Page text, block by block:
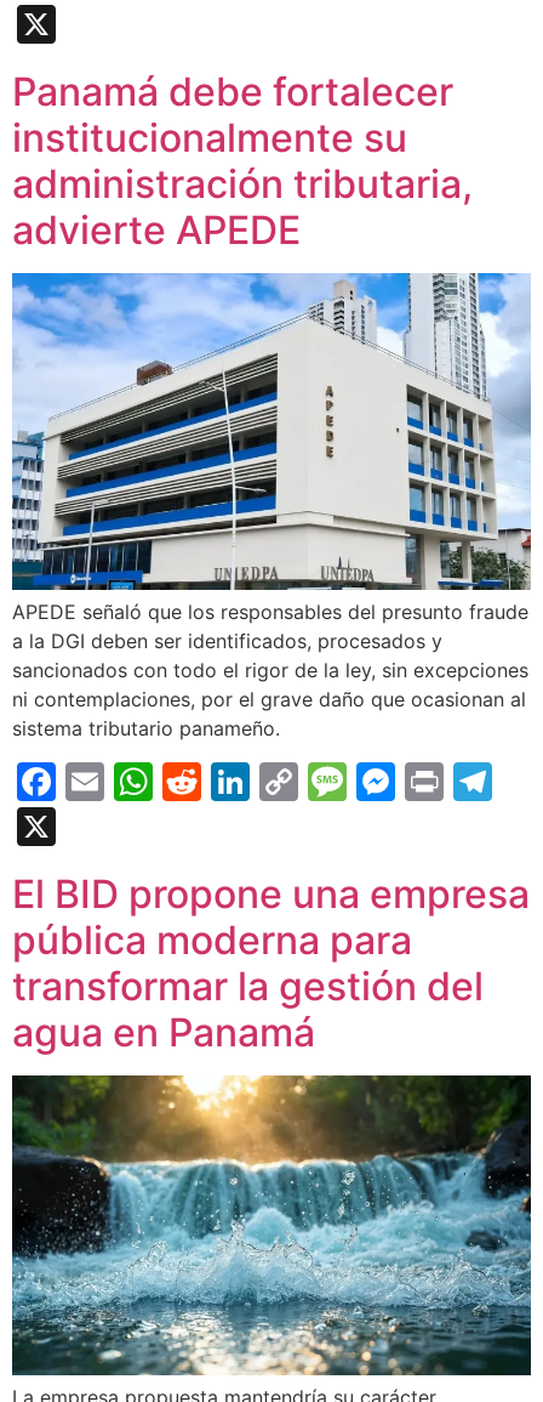
Panamá debe fortalecer
institucionalmente su
administración tributaria,
advierte APEDE
APEDE señaló que los responsables del presunto fraude
a la DGI deben ser identificados, procesados y
sancionados con todo el rigor de la ley, sin excepciones
ni contemplaciones, por el grave daño que ocasionan al
sistema tributario panameño.
Facebook
EmailWhatsApp
Reddit
LinkedIn
CopyMessage
Print
El BID propone una empresa
pública moderna para
transformar la gestión del
agua en Panamá
La empresa propuesta mantendría su carácter